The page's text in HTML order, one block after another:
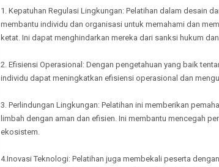
1. Kepatuhan Regulasi Lingkungan: Pelatihan dalam desain
membantu individu dan organisasi untuk memahami dan
ketat. Ini dapat menghindarkan mereka dari sanksi hukum
2. Efisiensi Operasional: Dengan pengetahuan yang baik
individu dapat meningkatkan efisiensi operasional dan
3. Perlindungan Lingkungan: Pelatihan ini memberikan
limbah dengan aman dan efisien. Ini membantu mencegah
ekosistem.
4.Inovasi Teknologi: Pelatihan juga membekali peserta